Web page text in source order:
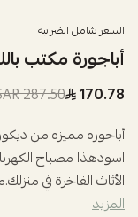
السعر شامل الضريبة
أباجورة مكتب
170.78
287.50 SAR
أباجوره مميزه من
اسودهذا مصباح
الأثاث الفاخرة في
المزيد